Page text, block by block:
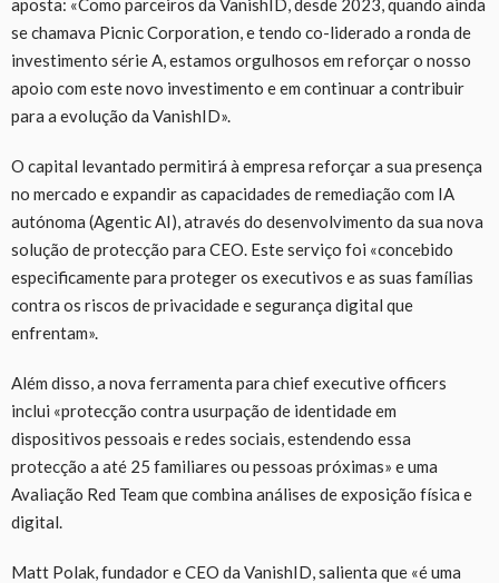
aposta: «Como parceiros da VanishID, desde 2023, quando ainda
se chamava Picnic Corporation, e tendo co-liderado a ronda de
investimento série A, estamos orgulhosos em reforçar o nosso
apoio com este novo investimento e em continuar a contribuir
para a evolução da VanishID».
O capital levantado permitirá à empresa reforçar a sua presença
no mercado e expandir as capacidades de remediação com IA
autónoma (Agentic AI), através do desenvolvimento da sua nova
solução de protecção para CEO. Este serviço foi «concebido
especificamente para proteger os executivos e as suas famílias
contra os riscos de privacidade e segurança digital que
enfrentam».
Além disso, a nova ferramenta para chief executive officers
inclui «protecção contra usurpação de identidade em
dispositivos pessoais e redes sociais, estendendo essa
protecção a até 25 familiares ou pessoas próximas» e uma
Avaliação Red Team que combina análises de exposição física e
digital.
Matt Polak, fundador e CEO da VanishID, salienta que «é uma